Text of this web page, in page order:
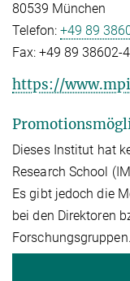
80539 München
Telefon: +49 89
Fax: +49 89 38602-
https://
Dieses Institut hat
Research School
Es gibt jedoch die
bei den Direktoren
Forschungsgruppen.